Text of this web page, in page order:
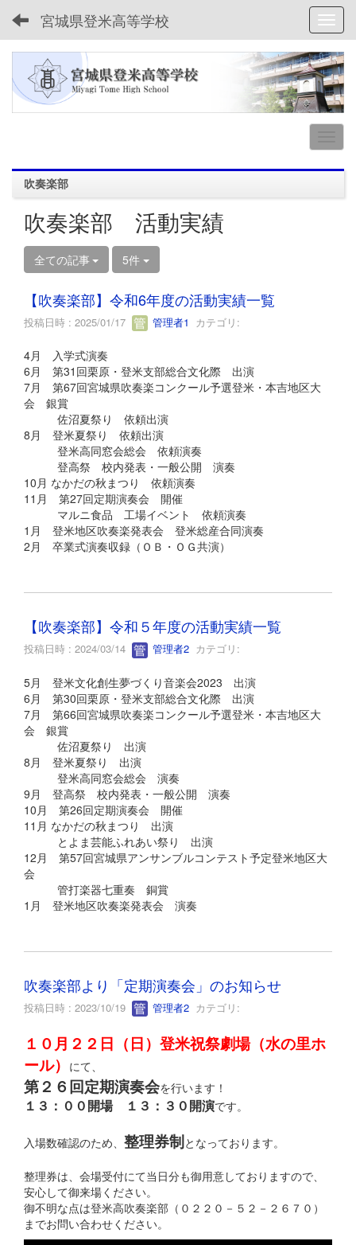
宮城県登米高等学校
吹奏楽部
吹奏楽部 活動実績
全ての記事 5件
【吹奏楽部】令和6年度の活動実績一覧
投稿日時 : 2025/01/17 管理者1 カテゴリ:
4月 入学式演奏
6月 第31回栗原・登米支部総合文化際 出演
7月 第67回宮城県吹奏楽コンクール予選登米・本吉地区大
会 銀賞
佐沼夏祭り 依頼出演
8月 登米夏祭り 依頼出演
登米高同窓会総会 依頼演奏
登高祭 校内発表・一般公開 演奏
10月 なかだの秋まつり 依頼演奏
11月 第27回定期演奏会 開催
マルニ食品 工場イベント 依頼演奏
1月 登米地区吹奏楽発表会 登米総産合同演奏
2月 卒業式演奏収録（ＯＢ・ＯＧ共演）
【吹奏楽部】令和５年度の活動実績一覧
投稿日時 : 2024/03/14 管理者2 カテゴリ:
5月 登米文化創生夢づくり音楽会2023 出演
6月 第30回栗原・登米支部総合文化際 出演
7月 第66回宮城県吹奏楽コンクール予選登米・本吉地区大
会 銀賞
佐沼夏祭り 出演
8月 登米夏祭り 出演
登米高同窓会総会 演奏
9月 登高祭 校内発表・一般公開 演奏
10月 第26回定期演奏会 開催
11月 なかだの秋まつり 出演
とよま芸能ふれあい祭り 出演
12月 第57回宮城県アンサンブルコンテスト予定登米地区大
会
管打楽器七重奏 銅賞
1月 登米地区吹奏楽発表会 演奏
吹奏楽部より「定期演奏会」のお知らせ
投稿日時 : 2023/10/19 管理者2 カテゴリ:
１０月２２日（日）登米祝祭劇場（水の里ホ
ール） にて、
第２６回定期演奏会を行います！
１３：００開場 １３：３０開演です。
入場数確認のため、 整理券制となっております。
整理券は、会場受付にて当日分も御用意しておりますので、
安心して御来場ください。
御不明な点は登米高吹奏楽部（０２２０－５２－２６７０）
までお問い合わせください。